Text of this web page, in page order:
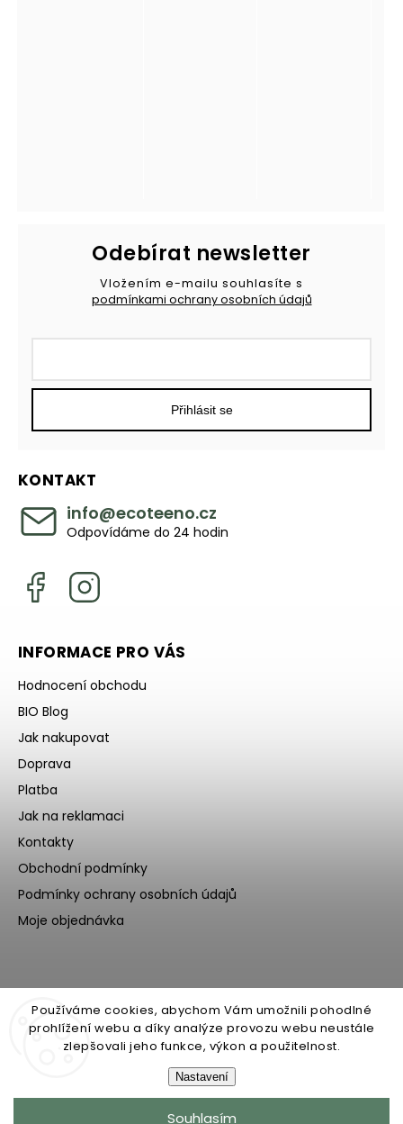
Používáme cookies, abychom Vám umožnili pohodlné
prohlížení webu a díky analýze provozu webu neustále
zlepšovali jeho funkce, výkon a použitelnost.
Nastavení
Souhlasím
KONTAKT
info@ecoteeno.cz
Odpovídáme do 24 hodin
Odebírat newsletter
Vložením e-mailu souhlasíte s
podmínkami ochrany osobních údajů
Přihlásit se
INFORMACE PRO VÁS
Hodnocení obchodu
BIO Blog
Jak nakupovat
Doprava
Platba
Jak na reklamaci
Kontakty
Obchodní podmínky
Podmínky ochrany osobních údajů
Moje objednávka
Ecoteeno. Všechna práva vyhrazena.